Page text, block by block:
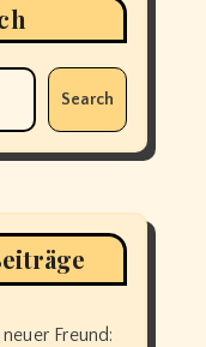
Search
Freund: